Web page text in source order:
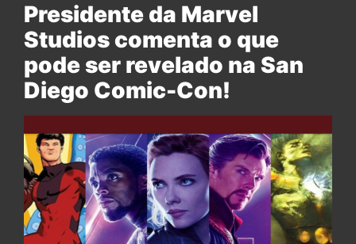
Presidente da Marvel
Studios comenta o que
pode ser revelado na San
Diego Comic-Con!